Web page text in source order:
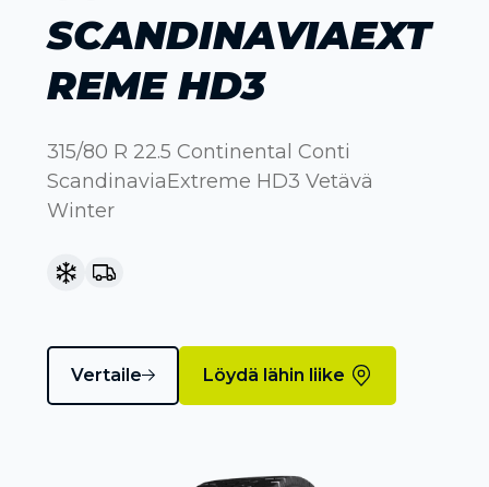
SCANDINAVIAEXT
REME HD3
315/80 R 22.5 Continental Conti
ScandinaviaExtreme HD3 Vetävä
Winter
Vertaile Löydä lähin liike